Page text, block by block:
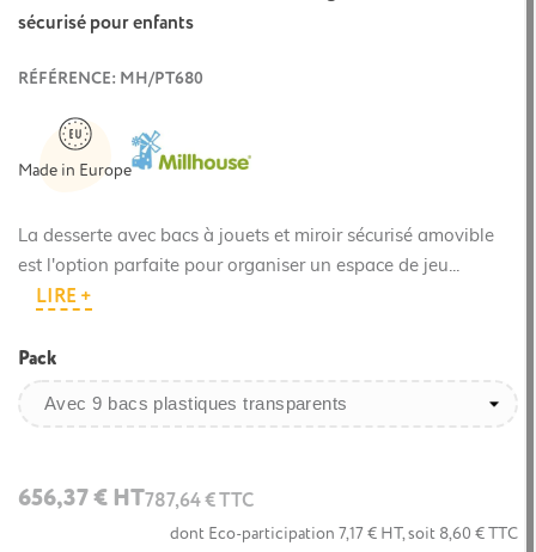
sécurisé pour enfants
RÉFÉRENCE: MH/PT680
Made in Europe
La desserte avec bacs à jouets et miroir sécurisé amovible
est l'option parfaite pour organiser un espace de jeu...
LIRE +
Pack
656,37 € HT787,64 € TTC
dont Eco-participation 7,17 € HT, soit 8,60 € TTC